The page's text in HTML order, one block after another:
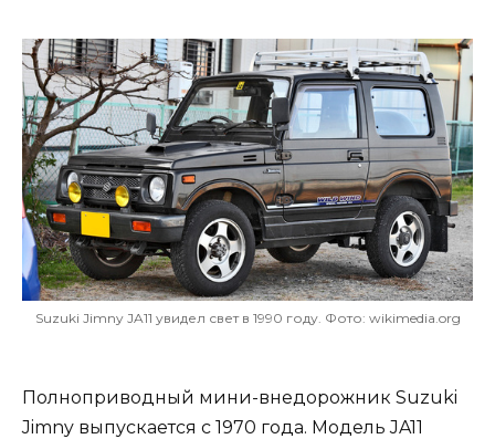
Suzuki Jimny JA11 увидел свет в 1990 году. Фото: wikimedia.org
Полноприводный мини-внедорожник Suzuki
Jimny выпускается с 1970 года. Модель JA11